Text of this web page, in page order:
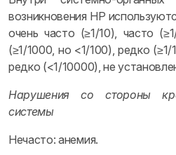
возникновения НР
очень часто (≥1/10), часто
(≥1/1000, но <1/100), редко
редко (<1/10000), не
Нарушения со стороны
системы
Нечасто: анемия.